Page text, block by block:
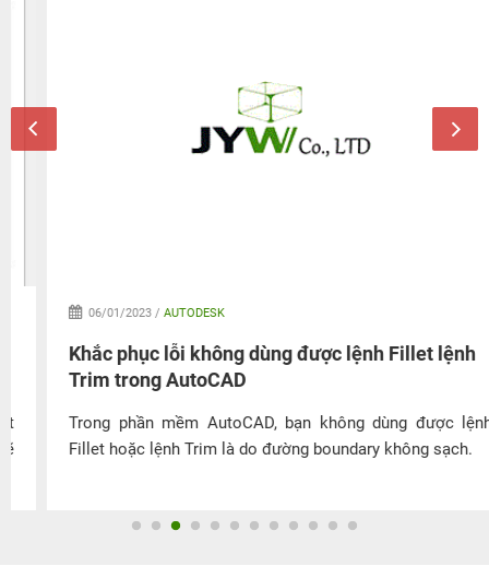
06/01/2023 /AUTODESK
Khắc phục lỗi không dùng được lệnh Fillet lệnh
Trim trong AutoCAD
Trong phần mềm AutoCAD, bạn không dùng được lệnh
Fillet hoặc lệnh Trim là do đường boundary không sạch.